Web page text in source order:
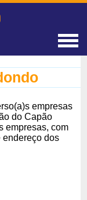
empresas
do Capão
empresas, com
endereço dos